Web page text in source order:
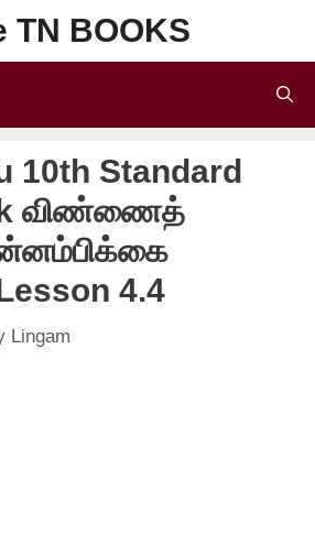
TN BOOKS
10th Standard
விண்ணைத்
4.4
Lingam